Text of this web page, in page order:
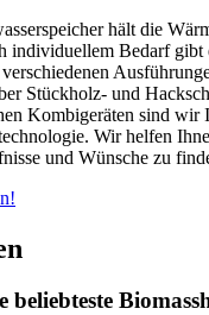
hält die
individuellem Bedarf gibt
Stückholz- und
Kombigeräten sind wir
Wir helfen
und Wünsche zu
beliebteste